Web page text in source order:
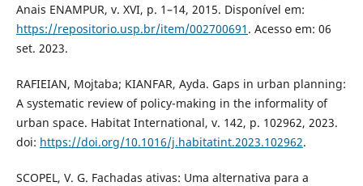
Anais ENAMPUR, v. XVI, p. 1–14, 2015. Disponível em:
https://repositorio.usp.br/item/002700691 . Acesso em: 06
set. 2023.
RAFIEIAN, Mojtaba; KIANFAR, Ayda. Gaps in urban planning:
A systematic review of policy-making in the informality of
urban space. Habitat International, v. 142, p. 102962, 2023.
doi: https://doi.org/10.1016/j.habitatint.2023.102962.
SCOPEL, V. G. Fachadas ativas: Uma alternativa para a